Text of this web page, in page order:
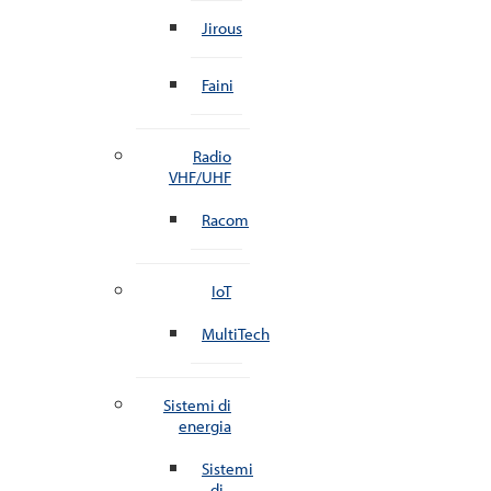
Jirous
Faini
Radio
VHF/UHF
Racom
IoT
MultiTech
Sistemi di
energia
Sistemi